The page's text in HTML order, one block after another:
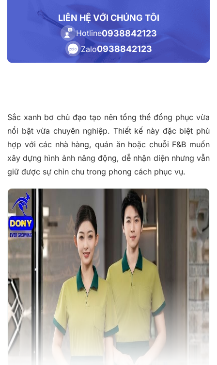
LIÊN HỆ VỚI CHÚNG TÔI
Hotline0938842123
Zalo0938842123
Sắc xanh bơ chủ đạo tạo nên tổng thể đồng phục vừa
nổi bật vừa chuyên nghiệp. Thiết kế này đặc biệt phù
hợp với các nhà hàng, quán ăn hoặc chuỗi F&B muốn
xây dựng hình ảnh năng động, dễ nhận diện nhưng vẫn
giữ được sự chỉn chu trong phong cách phục vụ.